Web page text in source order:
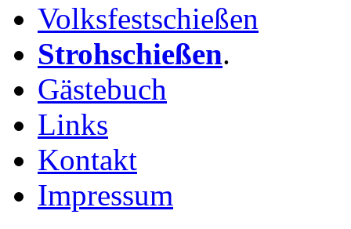
Volksfestschießen
Strohschießen.
Gästebuch
Links
Kontakt
Impressum